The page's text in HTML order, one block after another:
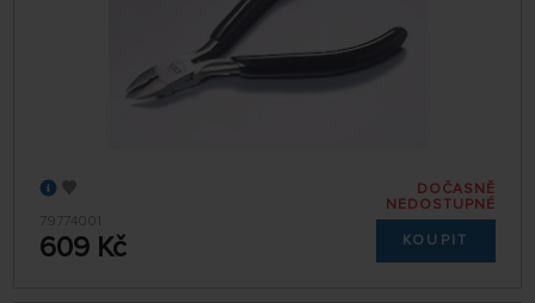
79774001
609 Kč
DOČASNĚ
NEDOSTUPNÉ
KOUPIT